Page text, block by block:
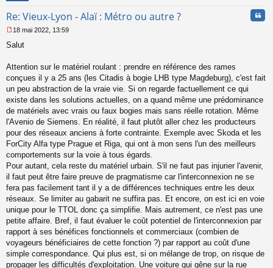
Re: Vieux-Lyon - Alaï : Métro ou autre ?
e
s
g
e
n
o
n
u
18 mai 2022, 13:59
Salut
Attention sur le matériel roulant : prendre en référence des rames
conçues il y a 25 ans (les Citadis à bogie LHB type Magdeburg), c'est fait
un peu abstraction de la vraie vie. Si on regarde factuellement ce qui
existe dans les solutions actuelles, on a quand même une prédominance
de matériels avec vrais ou faux bogies mais sans réelle rotation. Même
l'Avenio de Siemens. En réalité, il faut plutôt aller chez les producteurs
pour des réseaux anciens à forte contrainte. Exemple avec Skoda et les
ForCity Alfa type Prague et Riga, qui ont à mon sens l'un des meilleurs
comportements sur la voie à tous égards.
Pour autant, cela reste du matériel urbain. S'il ne faut pas injurier l'avenir,
il faut peut être faire preuve de pragmatisme car l'interconnexion ne se
fera pas facilement tant il y a de différences techniques entre les deux
réseaux. Se limiter au gabarit ne suffira pas. Et encore, on est ici en voie
unique pour le TTOL donc ça simplifie. Mais autrement, ce n'est pas une
petite affaire. Bref, il faut évaluer le coût potentiel de l'interconnexion par
rapport à ses bénéfices fonctionnels et commerciaux (combien de
voyageurs bénéficiaires de cette fonction ?) par rapport au coût d'une
simple correspondance. Qui plus est, si on mélange de trop, on risque de
propager les difficultés d'exploitation. Une voiture qui gêne sur la rue